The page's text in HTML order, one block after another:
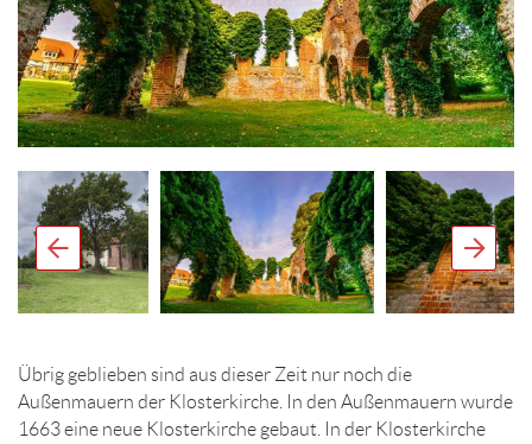
Übrig geblieben sind aus dieser Zeit nur noch die
Außenmauern der Klosterkirche. In den Außenmauern wurde
1663 eine neue Klosterkirche gebaut. In der Klosterkirche